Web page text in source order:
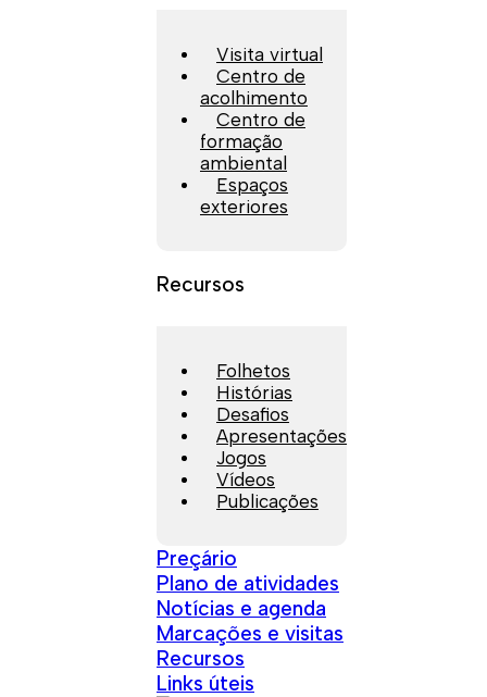
Visita virtual
Centro de
acolhimento
Centro de
formação
ambiental
Espaços
exteriores
Recursos
Folhetos
Histórias
Desafios
Apresentações
Jogos
Vídeos
Publicações
Preçário
Plano de atividades
Notícias e agenda
Marcações e visitas
Recursos
Links úteis